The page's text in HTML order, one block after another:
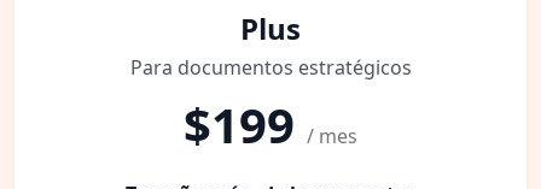
Plus
Para documentos estratégicos
$199 / mes